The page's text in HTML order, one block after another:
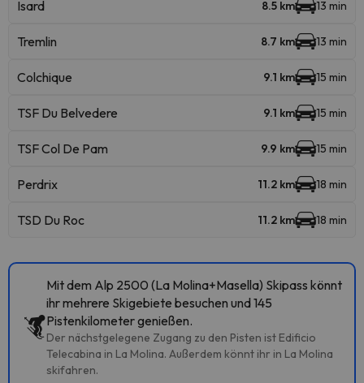
Isard 8.5 km 13 min
Tremlin 8.7 km 13 min
Colchique 9.1 km 15 min
TSF Du Belvedere 9.1 km 15 min
TSF Col De Pam 9.9 km 15 min
Perdrix 11.2 km 18 min
TSD Du Roc 11.2 km 18 min
Mit dem Alp 2500 (La Molina+Masella) Skipass könnt
ihr mehrere Skigebiete besuchen und 145
Pistenkilometer genießen.
Der nächstgelegene Zugang zu den Pisten ist Edificio
Telecabina in La Molina. Außerdem könnt ihr in La Molina
skifahren.